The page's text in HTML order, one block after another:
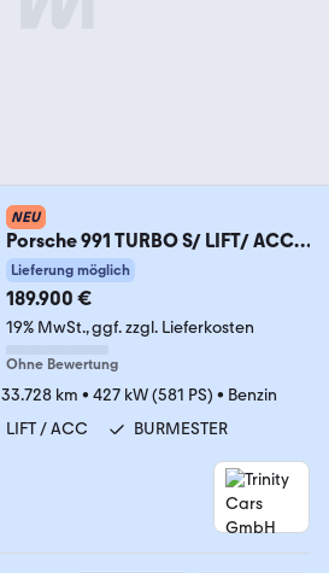
NEU
Porsche 991 TURBO S/ LIFT/ ACC/
CFK/ BURMESTER/ EZ 22
Lieferung möglich
189.900 €
19% MwSt. ggf. zzgl. Lieferkosten
Ohne Bewertung
33.728 km • 427 kW (581 PS) • Benzin
LIFT / ACC BURMESTER